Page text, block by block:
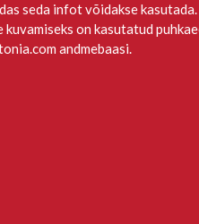
seda infot võidakse kasutada.
kuvamiseks on kasutatud
andmebaasi.